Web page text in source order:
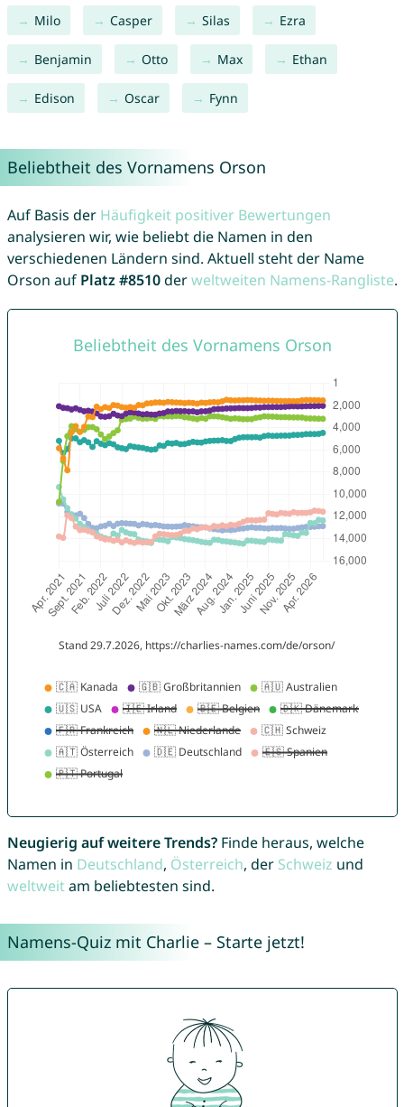
Milo Casper Silas Ezra
Benjamin Otto Max Ethan
Edison Oscar Fynn
Beliebtheit des Vornamens Orson
Auf Basis der Häufigkeit positiver Bewertungen
analysieren wir, wie beliebt die Namen in den
verschiedenen Ländern sind. Aktuell steht der Name
Orson auf Platz #8510derweltweiten Namens-Rangliste.
Neugierig auf weitere Trends?Finde heraus, welche
Namen in Deutschland, Österreich, der Schweiz und
weltweitam beliebtesten sind.
Namens-Quiz mit Charlie – Starte jetzt!